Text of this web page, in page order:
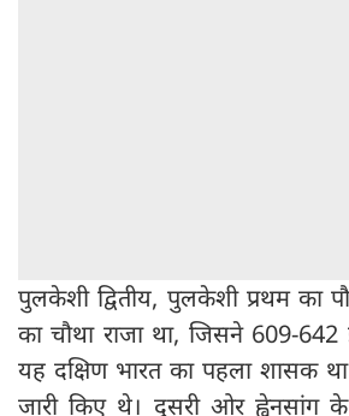
पुलकेशी द्वितीय, पुलकेशी प्रथम का
का चौथा राजा था, जिसने 609-642
यह दक्षिण भारत का पहला शासक
जारी किए थे। दूसरी ओर ह्वेनसांग